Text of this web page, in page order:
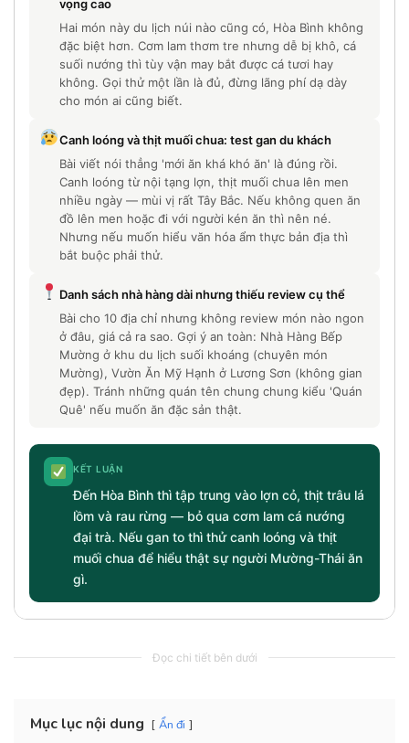
vọng cao
Hai món này du lịch núi nào cũng có, Hòa Bình không
đặc biệt hơn. Cơm lam thơm tre nhưng dễ bị khô, cá
suối nướng thì tùy vận may bắt được cá tươi hay
không. Gọi thử một lần là đủ, đừng lãng phí dạ dày
cho món ai cũng biết.
Canh loóng và thịt muối chua: test gan du khách
Bài viết nói thẳng 'mới ăn khá khó ăn' là đúng rồi.
Canh loóng từ nội tạng lợn, thịt muối chua lên men
nhiều ngày — mùi vị rất Tây Bắc. Nếu không quen ăn
đồ lên men hoặc đi với người kén ăn thì nên né.
Nhưng nếu muốn hiểu văn hóa ẩm thực bản địa thì
bắt buộc phải thử.
Danh sách nhà hàng dài nhưng thiếu review cụ thể
Bài cho 10 địa chỉ nhưng không review món nào ngon
ở đâu, giá cả ra sao. Gợi ý an toàn: Nhà Hàng Bếp
Mường ở khu du lịch suối khoáng (chuyên món
Mường), Vườn Ăn Mỹ Hạnh ở Lương Sơn (không gian
đẹp). Tránh những quán tên chung chung kiểu 'Quán
Quê' nếu muốn ăn đặc sản thật.
KẾT LUẬN
Đến Hòa Bình thì tập trung vào lợn cỏ, thịt trâu lá
lồm và rau rừng — bỏ qua cơm lam cá nướng
đại trà. Nếu gan to thì thử canh loóng và thịt
muối chua để hiểu thật sự người Mường-Thái ăn
gì.
Đọc chi tiết bên dưới
Mục lục nội dung Ẩn đi